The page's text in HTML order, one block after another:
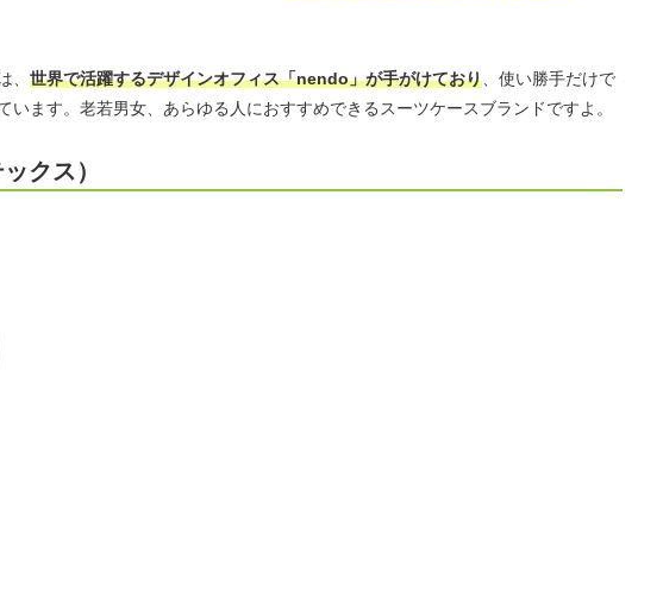
、 世界で活躍するデザインオフィス「nendo」が手がけており 、使い勝手だけで
います。老若男女、あらゆる人におすすめできるスーツケースブランドですよ。
クス）